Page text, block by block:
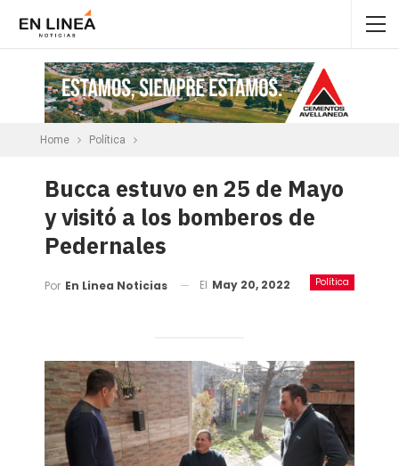
Home Política
Bucca estuvo en 25 de Mayo
y visitó a los bomberos de
Pedernales
Política
Por En Linea Noticias El May 20, 2022